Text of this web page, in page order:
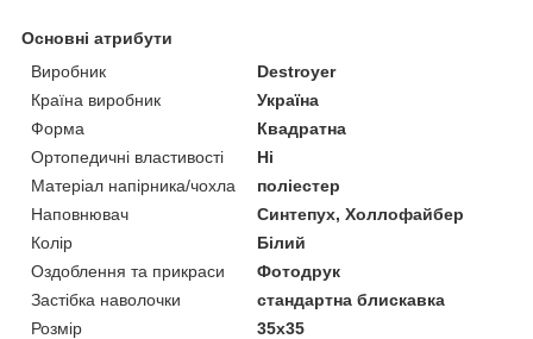
Основні атрибути
Виробник
Destroyer
Країна виробник
Україна
Форма
Квадратна
Ортопедичні властивості
Ні
Матеріал напірника/чохла
поліестер
Наповнювач
Синтепух, Холлофайбер
Колір
Білий
Оздоблення та прикраси
Фотодрук
Застібка наволочки
стандартна блискавка
Розмір
35x35